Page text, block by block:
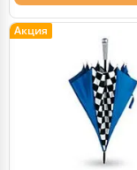
Акция